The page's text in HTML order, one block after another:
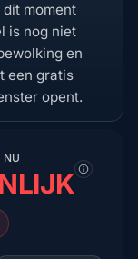
moment
is nog niet
en
een gratis
opent.